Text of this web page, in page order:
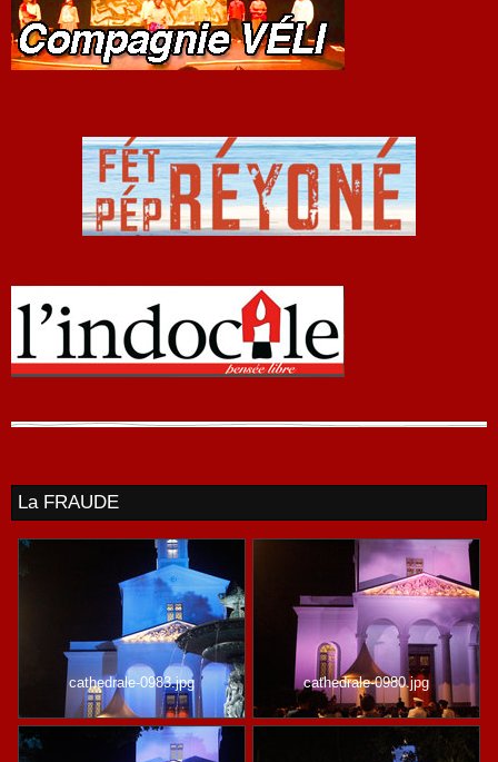
La FRAUDE
cathedrale-0983.jpg cathedrale-0980.jpg